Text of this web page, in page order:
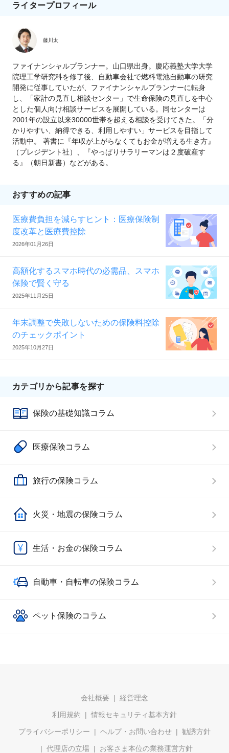
ライタープロフィール
藤川太
ファイナンシャルプランナー。山口県出身。慶応義塾大学大学
院理工学研究科を修了後、自動車会社で燃料電池自動車の研究
開発に従事していたが、ファイナンシャルプランナーに転身
し、「家計の見直し相談センター」で生命保険の見直しを中心
とした個人向け相談サービスを展開している。同センターは
2001年の設立以来30000世帯を超える相談を受けてきた。「分
かりやすい、納得できる、利用しやすい」サービスを目指して
活動中。 著書に『年収が上がらなくてもお金が増える生き方』
（プレジデント社）、『やっぱりサラリーマンは２度破産す
る』（朝日新書）などがある。
おすすめの記事
医療費負担を減らすヒント：医療保険制
度改革と医療費控除
2026年01月26日
高額化するスマホ時代の必需品、スマホ
保険で賢く守る
2025年11月25日
年末調整で失敗しないための保険料控除
のチェックポイント
2025年10月27日
カテゴリから記事を探す
保険の基礎知識コラム
医療保険コラム
旅行の保険コラム
火災・地震の保険コラム
生活・お金の保険コラム
自動車・自転車の保険コラム
ペット保険のコラム
会社概要 経営理念
利用規約 情報セキュリティ基本方針
プライバシーポリシー ヘルプ・お問い合わせ 勧誘方針
代理店の立場 お客さま本位の業務運営方針